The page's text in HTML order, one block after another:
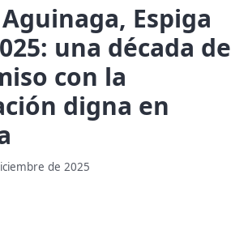
Espiga
una década de
con la
digna en
de 2025